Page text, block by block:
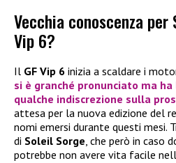
Vecchia conoscenza
Vip 6?
Il GF Vip 6 inizia a scaldare i
si è granché pronunciato ma
qualche indiscrezione sulla
attesa per la nuova edizione del
nomi emersi durante questi mesi.
di Soleil Sorge, che però in caso
potrebbe non avere vita facile